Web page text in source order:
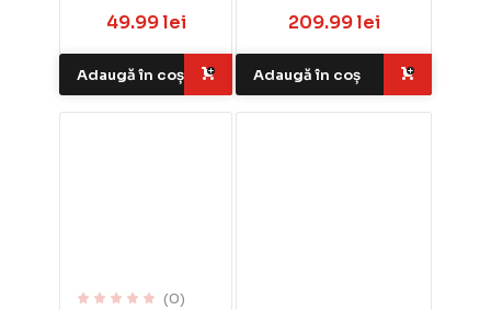
49.99 lei
Adaugă în coș
209.99 lei
Adaugă în coș
(0)